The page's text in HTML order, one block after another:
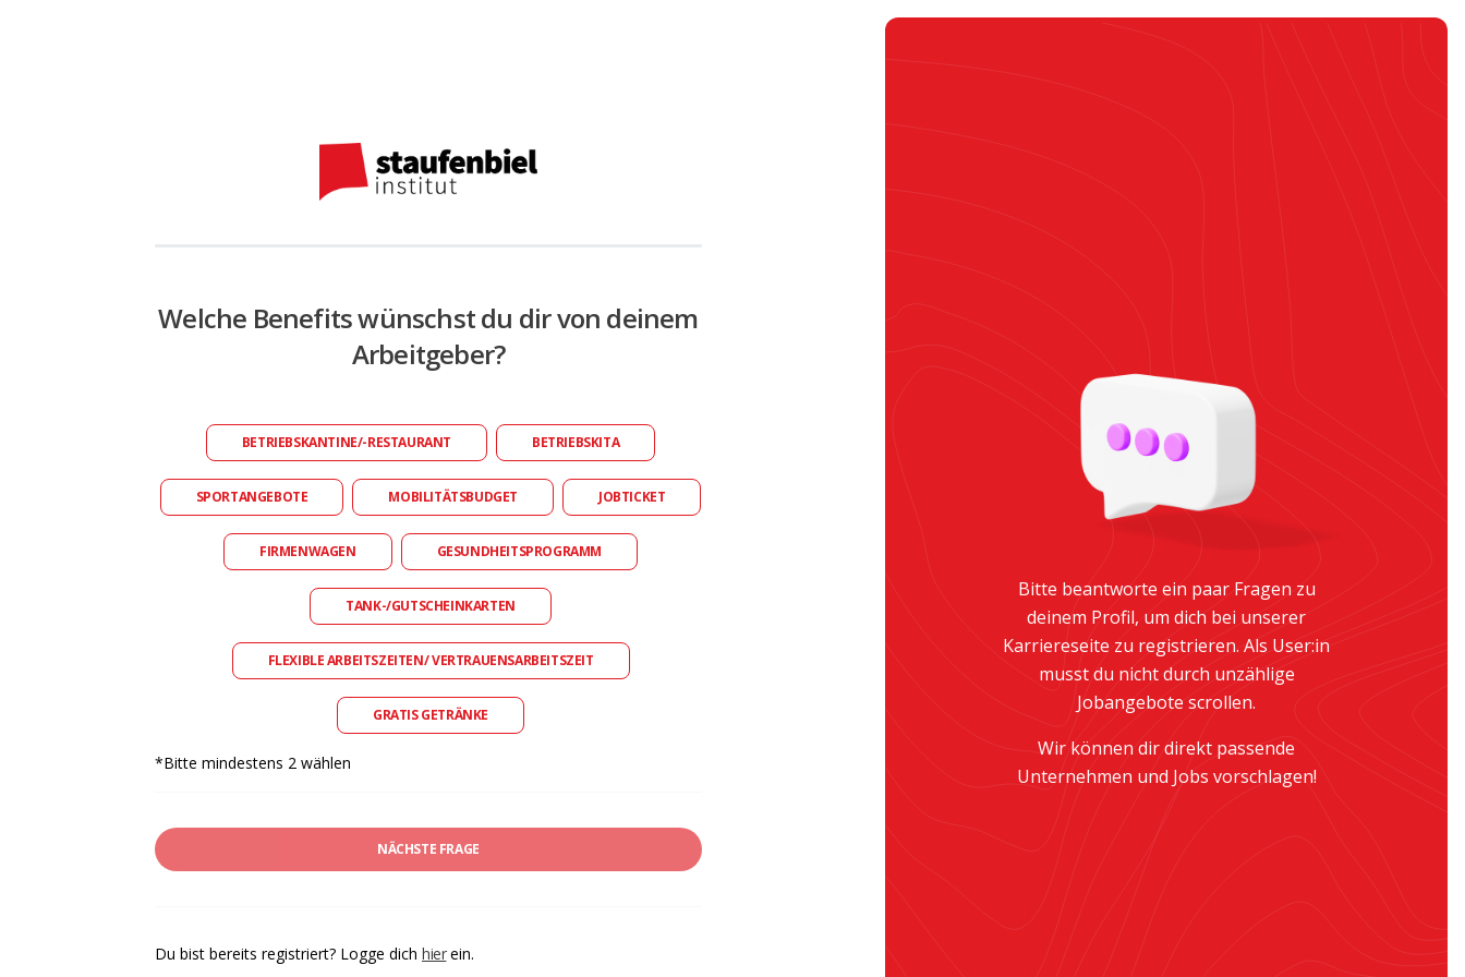
Welche Benefits wünschst du dir von deinem
Arbeitgeber?
BETRIEBSKANTINE/-RESTAURANT BETRIEBSKITA
SPORTANGEBOTE MOBILITÄTSBUDGET JOBTICKET
FIRMENWAGEN GESUNDHEITSPROGRAMM
TANK-/GUTSCHEINKARTEN
FLEXIBLE ARBEITSZEITEN/ VERTRAUENSARBEITSZEIT
GRATIS GETRÄNKE
*Bitte mindestens 2 wählen
NÄCHSTE FRAGE
Du bist bereits registriert? Logge dich hierein.
Bitte beantworte ein paar Fragen zu
deinem Profil, um dich bei unserer
Karriereseite zu registrieren. Als User:in
musst du nicht durch unzählige
Jobangebote scrollen.
Wir können dir direkt passende
Unternehmen und Jobs vorschlagen!